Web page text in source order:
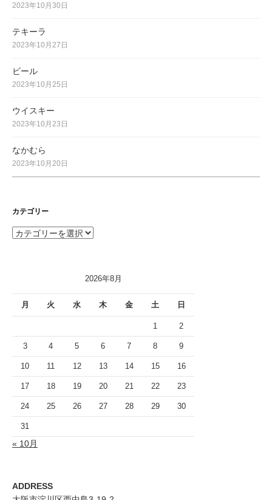
2023年10月30日
テキーラ
2023年10月27日
ビール
2023年10月25日
ウイスキー
2023年10月23日
なかむら
2023年10月20日
カテゴリー
カ
2026年8月
月 火 水 木 金 土 日
1 2
3 4 5 6 7 8 9
10 11 12 13 14 15 16
17 18 19 20 21 22 23
24 25 26 27 28 29 30
31
« 10月
ADDRESS